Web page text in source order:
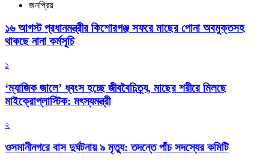
জনপ্রিয়
১৬ আগস্ট প্রধানমন্ত্রীর কিশোরগঞ্জ সফরে মাছের পোনা অবমুক্তসহ
থাকছে নানা কর্মসূচি
১
‘ম্যাজিক জালে’ ধ্বংস হচ্ছে জীববৈচিত্র্য, মাছের শরীরে মিলছে
মাইক্রোপ্লাস্টিক: মৎস্যমন্ত্রী
২
ওসমানীনগরে বাস দুর্ঘটনায় ৯ মৃত্যু: তদন্তে পাঁচ সদস্যের কমিটি